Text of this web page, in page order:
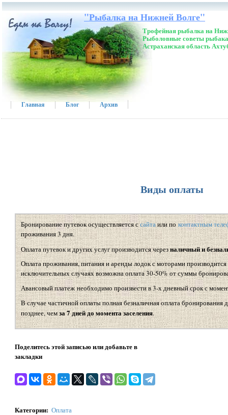
"Рыбалка на Нижней Волге"
Трофейная рыбалка на
Рыболовные советы
Астраханская область
Главная Блог Архив
Виды оплаты
Бронирование путевок осуществляется ссайтаили поконтактным
проживания 3 дня.
Оплата путевок и других услуг производится черезналичный и
Оплата проживания, питания и аренды лодок с моторами
исключительных случаях возможна оплата 30-50% от суммы
Авансовый платеж необходимо произвести в 3-х дневный срок с
В случае частичной оплаты полная безналичная оплата бронирования
позднее, чемза 7 дней до момента заселения.
Поделитесь этой записью или добавьте в
закладки
Категории: Оплата